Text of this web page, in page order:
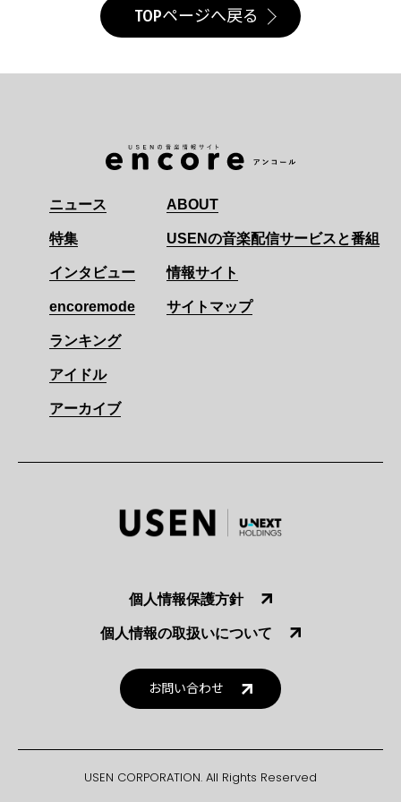
TOPページへ戻る
ニュース
特集
インタビュー
encoremode
ランキング
アイドル
アーカイブ
ABOUT
USENの音楽配信サービスと番組
情報サイト
サイトマップ
個人情報保護方針
個人情報の取扱いについて
お問い合わせ
USEN CORPORATION. All Rights Reserved